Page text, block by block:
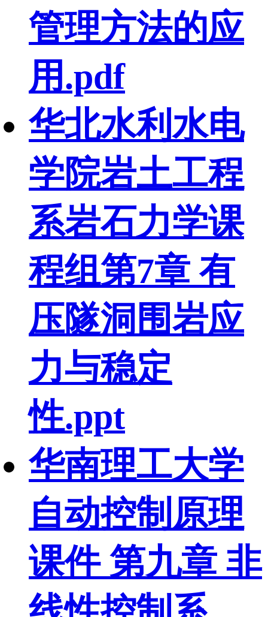
管理方法的应
用.pdf
华北水利水电
学院岩土工程
系岩石力学课
程组第7章 有
压隧洞围岩应
力与稳定
性.ppt
华南理工大学
自动控制原理
课件 第九章 非